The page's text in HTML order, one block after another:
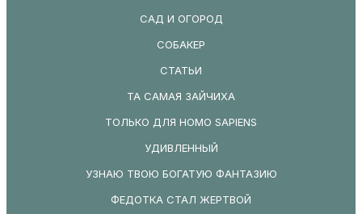
САД И ОГОРОД
СОБАКЕР
СТАТЬИ
ТА САМАЯ ЗАЙЧИХА
ТОЛЬКО ДЛЯ HOMO SAPIENS
УДИВЛЕННЫЙ
УЗНАЮ ТВОЮ БОГАТУЮ ФАНТАЗИЮ
ФЕДОТКА СТАЛ ЖЕРТВОЙ